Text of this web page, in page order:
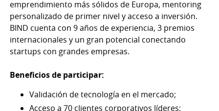
emprendimiento más sólidos de Europa, mentoring
personalizado de primer nivel y acceso a inversión.
BIND cuenta con 9 años de experiencia, 3 premios
internacionales y un gran potencial conectando
startups con grandes empresas.
Beneficios de participar:
Validación de tecnología en el mercado;
Acceso a 70 clientes corporativos líderes;